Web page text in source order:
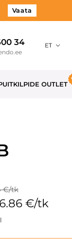
Vaata
34 ET
OUTLET
€/tk
€/tk